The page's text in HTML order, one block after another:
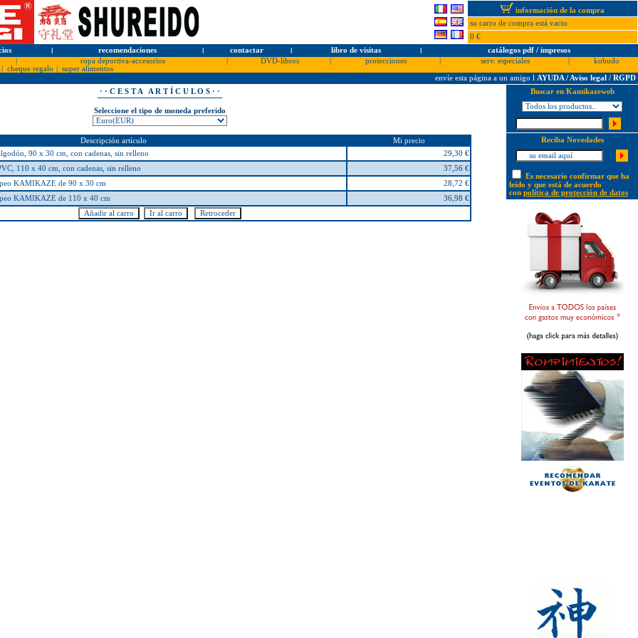
información de la compra
su carro de compra está vacio
0 €
l recomendaciones l contactar l libro de visitas l
catálogos pdf / impresos
ropa deportiva-accesorios DVD-libros protecciones serv. especiales
kobudo
cheque regalo
super alimentos
envíe esta página a un amigo l AYUDA / Aviso legal / RGPD
· · C E S T A A R T Í C U L O S · ·
Seleccione el tipo de moneda preferido
Descripción artículo
Mi precio
90 x 30 cm, con cadenas, sin relleno
29,30 €
110 x 40 cm, con cadenas, sin relleno
37,56 €
KAMIKAZE de 90 x 30 cm
28,72 €
KAMIKAZE de 110 x 40 cm
36,98 €
Buscar en Kamikazeweb
Reciba Novedades
Es necesario confirmar que ha
leído y que está de acuerdo
con política de protección de datos